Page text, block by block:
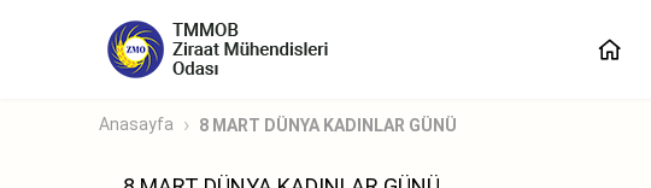
Anasayfa 8 MART DÜNYA KADINLAR GÜNÜ